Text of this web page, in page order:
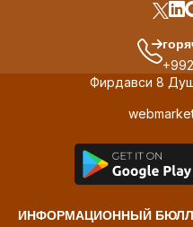
Фирдавси 8
ИНФОРМАЦИОННЫЙ